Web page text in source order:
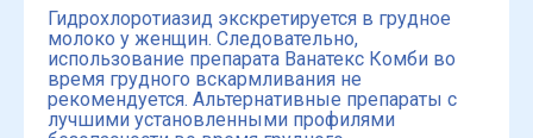
Гидрохлоротиазид экскретируется в грудное
молоко у женщин. Следовательно,
использование препарата Ванатекс Комби во
время грудного вскармливания не
рекомендуется. Альтернативные препараты с
лучшими установленными профилями